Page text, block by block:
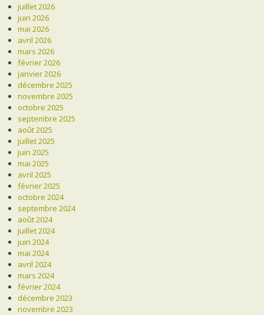
juillet 2026
juin 2026
mai 2026
avril 2026
mars 2026
février 2026
janvier 2026
décembre 2025
novembre 2025
octobre 2025
septembre 2025
août 2025
juillet 2025
juin 2025
mai 2025
avril 2025
février 2025
octobre 2024
septembre 2024
août 2024
juillet 2024
juin 2024
mai 2024
avril 2024
mars 2024
février 2024
décembre 2023
novembre 2023